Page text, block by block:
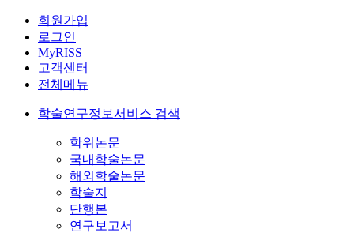
회원가입
로그인
MyRISS
고객센터
전체메뉴
학술연구정보서비스 검색
학위논문
국내학술논문
해외학술논문
학술지
단행본
연구보고서